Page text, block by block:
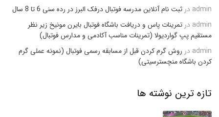
admin در ثبت نام آنلاین مدرسه فوتبال درفک البرز در رده سنی 6 تا 8 سال
admin در تمرینات پاس و دریافت باشگاه فوتبال بایرن مونیخ زیر نظر
مستقیم پپ گواردیولا (تمرینات مناسب آکادمی و مدارس فوتبال)
admin در روش گرم کردن قبل از مسابقه رسمی فوتبال (نمونه عملی گرم
کردن باشگاه منچسترسیتی)
تازه ترین نوشته ها